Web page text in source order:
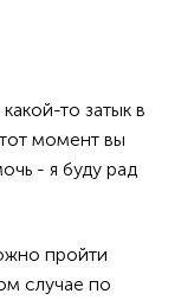
то затык в
момент вы
- я буду рад
пройти
случае по